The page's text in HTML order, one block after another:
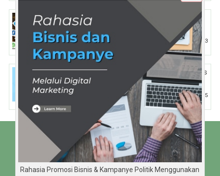
Hashtag Bagian Strategi Social Media
Marketing yang Murah & Efektif
Kuliner 27 Jul 2024 | 783
Teknik Publikasi di Media Sosial: Studi Kasus
dari Brand Lokal Sukses
Tips 11 Apr 2025 | 615
Beranda Tentang Kami
Disclaimer
Rahasia Promosi Bisnis & Kampanye Politik Menggunakan